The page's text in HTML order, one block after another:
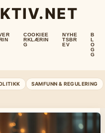
COOKIEE
RKLÆRIN
G
NYHE
TSBR
EV
B
L
O
G
G
SAMFUNN & REGULERING